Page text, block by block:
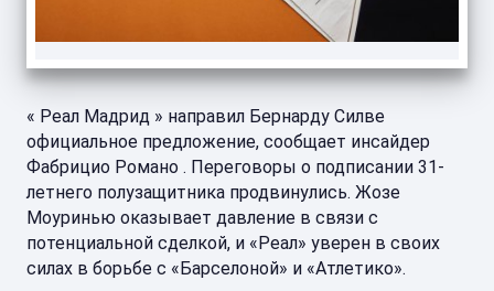
« Реал Мадрид » направил Бернарду Силве
официальное предложение, сообщает инсайдер
Фабрицио Романо . Переговоры о подписании 31-
летнего полузащитника продвинулись. Жозе
Моуринью оказывает давление в связи с
потенциальной сделкой, и «Реал» уверен в своих
силах в борьбе с «Барселоной» и «Атлетико».